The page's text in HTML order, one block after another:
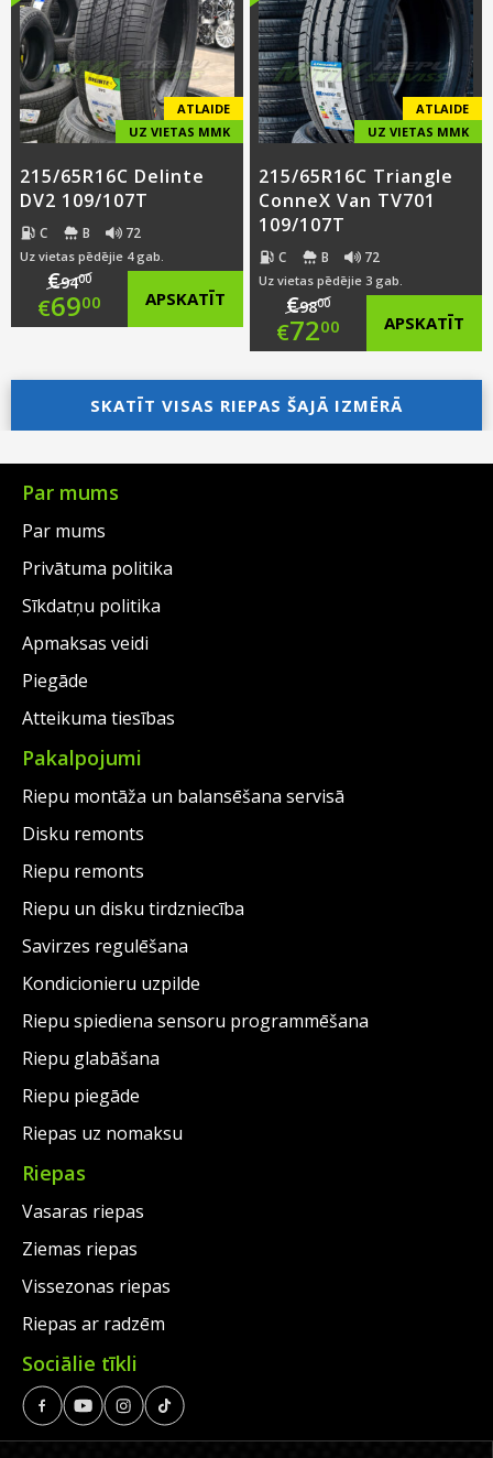
€83.00.
is:
€58.00.
€105.00.
is:
€69.00.
ATLAIDE
UZ VIETAS MMK
215/65R16C Delinte
DV2 109/107T
C B 72
Uz vietas pēdējie 4 gab.
€9400
Original
was:
€94.00.
€6900
price
is:
€69.00.
APSKATĪT
ATLAIDE
UZ VIETAS MMK
215/65R16C Triangle
ConneX Van TV701
109/107T
C B 72
Uz vietas pēdējie 3 gab.
€9800
Original
price
was:
€98.00.
€7200
Current
price
is:
APSKATĪT
SKATĪT VISAS RIEPAS ŠAJĀ IZMĒRĀ
Par mums
Par mums
Privātuma politika
Sīkdatņu politika
Apmaksas veidi
Piegāde
Atteikuma tiesības
Pakalpojumi
Riepu montāža un balansēšana servisā
Disku remonts
Riepu remonts
Riepu un disku tirdzniecība
Savirzes regulēšana
Kondicionieru uzpilde
Riepu spiediena sensoru programmēšana
Riepu glabāšana
Riepu piegāde
Riepas uz nomaksu
Riepas
Vasaras riepas
Ziemas riepas
Vissezonas riepas
Riepas ar radzēm
Sociālie tīkli